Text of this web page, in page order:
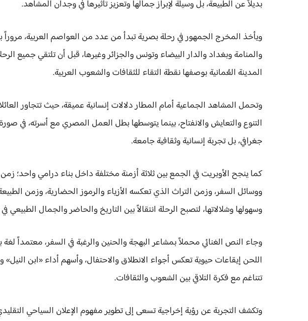
بديلاً عن الطبيعة، بل وسيلة لإبراز جمالها وتعزيز تأثيرها في وجدان المشاهد.
ويأخذ المخرج الجمهور في رحلة بصرية تبدأ من عدد من العواصم العربية،
والمنامة وبغداد والدار البيضاء وتونس والجزائر وغيرها، قبل أن تلتقي جميع
المدينة العُمانية بوصفها نقطة التقاء للثقافات والشعوب العربية.
وتحمل المشاهد الجماعية أمام المطار دلالات إنسانية عميقة، حيث تتجاور
التنوع والتعايش والانفتاح، بينما يتوسطها بطل العمل المصري مع أسرته، في
جغرافي، بل تجربة إنسانية وثقافية جامعة.
كما ينجح الأوبريت في الجمع بين ثلاثة أزمنة مختلفة داخل بناء درامي واحد؛
ووسائل السفر، وزمن التراث الذي تعكسه الأزياء والرموز الحضارية، وزمن
وسهولها وشلالاتها، لتصبح الرحلة انتقالاً بين التاريخ والحاضر والجمال الطبيعي
وجاء النص الغنائي محملاً بمشاعر البهجة والحنين والرغبة في السفر، معتمداً
اللحن إيقاعات حيوية تعكس أجواء الانطلاق والاحتفال، وأسهم أداء «ابن
تتناغم مع فكرة التلاقي بين الشعوب والثقافات.
وتكشف التجربة عن رؤية إخراجية تسعى إلى تطوير مفهوم الإعلان السياحي